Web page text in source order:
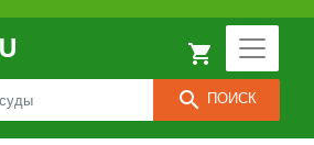
search ПОИСК
local_grocery_store